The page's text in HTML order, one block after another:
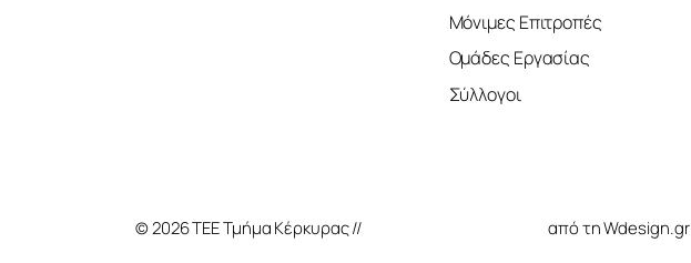
Μόνιμες Επιτροπές
Ομάδες Εργασίας
Σύλλογοι
© 2026 ΤΕΕ Τμήμα Κέρκυρας // Κατασκευή Ιστοσελίδαςαπό τη Wdesign.gr